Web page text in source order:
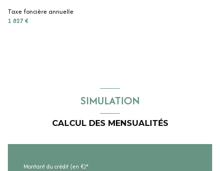
Taxe foncière annuelle
1 827 €
SIMULATION
CALCUL DES MENSUALITÉS
Montant du crédit (en €)*